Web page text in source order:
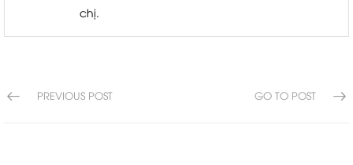
chị.
PREVIOUS POST GO TO POST